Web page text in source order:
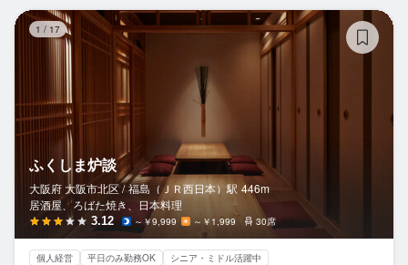
1 / 17
ふくしま炉談
大阪府 大阪市北区 / 福島（ＪＲ西日本）駅 446m
居酒屋、ろばた焼き、日本料理
3.12 ～￥9,999 ～￥1,999 30席
個人経営 平日のみ勤務OK シニア・ミドル活躍中